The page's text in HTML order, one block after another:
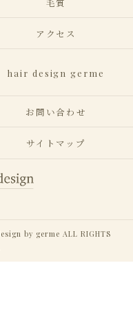
毛質
アクセス
hair design germe
お問い合わせ
サイトマップ
by germe ALL RIGHTS